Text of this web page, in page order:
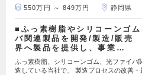
550万円 ～ 849万円 静岡県
■ふっ素樹脂やシリコーンゴム
バ関連製品を開発/製造/販売
界へ製品を提供し、事業…
ふっ素樹脂、シリコーンゴム、光ファイバ
造している当社で、 製造プロセスの改善・